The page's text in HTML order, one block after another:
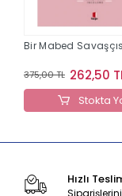
Bir Mabed
375,00 TL 262,50
Stokta
Hızlı